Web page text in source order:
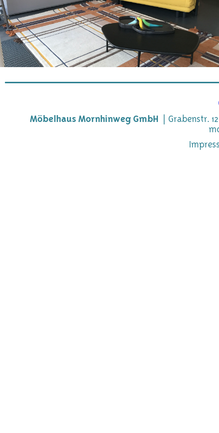
Möbelhaus Mornhinweg GmbH
Grabenstr.